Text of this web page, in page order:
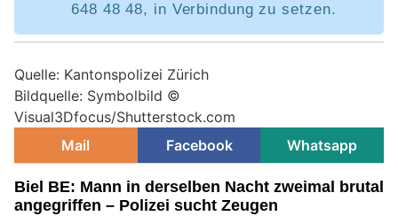
648 48 48, in Verbindung zu setzen.
Quelle: Kantonspolizei Zürich
Bildquelle: Symbolbild ©
Visual3Dfocus/Shutterstock.com
Mail
Facebook Whatsapp
Biel BE: Mann in derselben Nacht zweimal brutal
angegriffen – Polizei sucht Zeugen